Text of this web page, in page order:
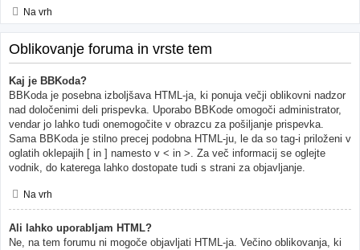
Na vrh
Oblikovanje foruma in vrste tem
Kaj je BBKoda?
BBKoda je posebna izboljšava HTML-ja, ki ponuja večji oblikovni nadzor
nad določenimi deli prispevka. Uporabo BBKode omogoči administrator,
vendar jo lahko tudi onemogočite v obrazcu za pošiljanje prispevka.
Sama BBKoda je stilno precej podobna HTML-ju, le da so tag-i priloženi v
oglatih oklepajih [ in ] namesto v < in >. Za več informacij se oglejte
vodnik, do katerega lahko dostopate tudi s strani za objavljanje.
Na vrh
Ali lahko uporabljam HTML?
Ne, na tem forumu ni mogoče objavljati HTML-ja. Večino oblikovanja, ki